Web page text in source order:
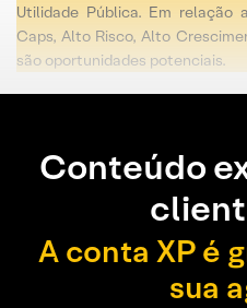
Utilidade Pública. Em relação
Caps, Alto Risco, Alto
são oportunidades potenciais.
Conteúdo
A conta XP é
sua